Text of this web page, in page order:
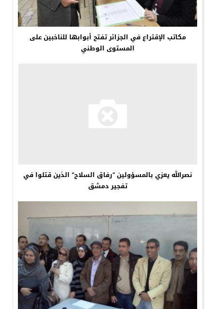
مكاتب الإقتراع في الجزائر تفتح أبوابها للناخبين على
المستوى الوطني
نصرالله يعزي بالمسؤولين “رفاق السلاح” الذين قتلوا في
تفجير دمشق